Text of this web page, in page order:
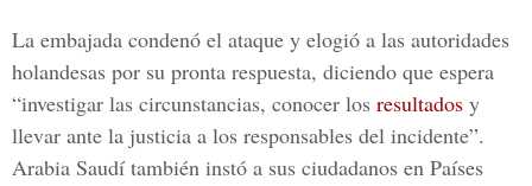
La embajada condenó el ataque y elogió a las autoridades
holandesas por su pronta respuesta, diciendo que espera
“investigar las circunstancias, conocer los resultados y
llevar ante la justicia a los responsables del incidente”.
Arabia Saudí también instó a sus ciudadanos en Países